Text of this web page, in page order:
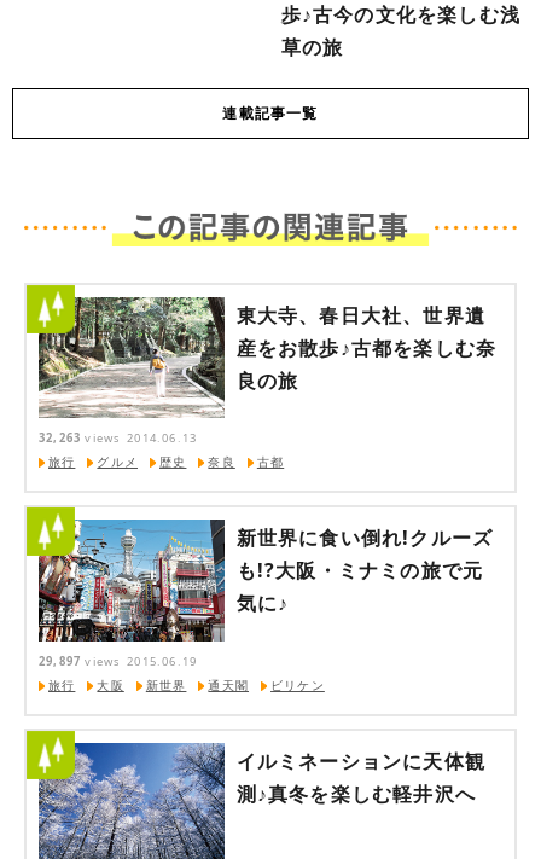
歩♪古今の文化を楽しむ浅
草の旅
連載記事一覧
東大寺、春日大社、世界遺
産をお散歩♪古都を楽しむ奈
良の旅
32,263 views 2014.06.13
旅行 グルメ 歴史 奈良 古都
新世界に食い倒れ!クルーズ
も!?大阪・ミナミの旅で元
気に♪
29,897 views 2015.06.19
旅行 大阪 新世界 通天閣 ビリケン
イルミネーションに天体観
測♪真冬を楽しむ軽井沢へ